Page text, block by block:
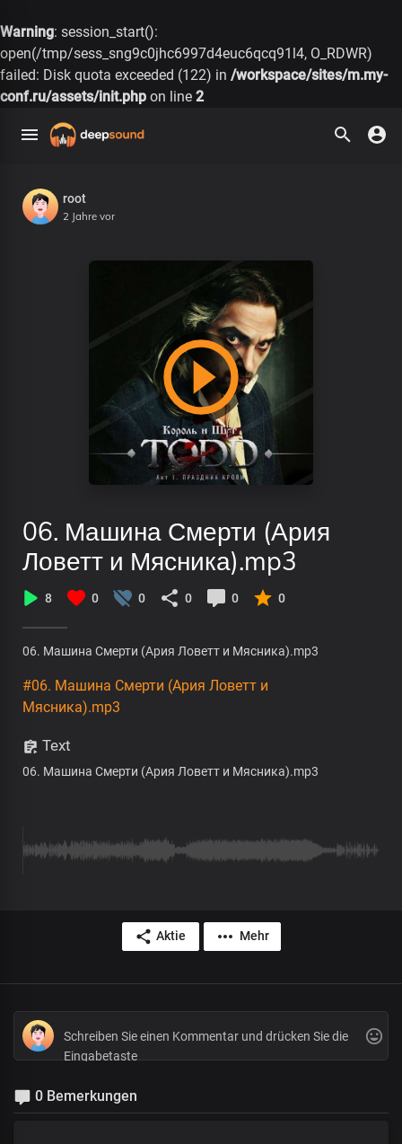
Warning: session_start():
open(/tmp/sess_sng9c0jhc6997d4euc6qcq91l4, O_RDWR)
failed: Disk quota exceeded (122) in /workspace/sites/m.my-
conf.ru/assets/init.php on line 2
root
2 Jahre vor
06. Машина Смерти (Ария
Ловетт и Мясника).mp3
8 0 0 0 0 0
06. Машина Смерти (Ария Ловетт и Мясника).mp3
#06. Машина Смерти (Ария Ловетт и
Мясника).mp3
Text
06. Машина Смерти (Ария Ловетт и Мясника).mp3
Aktie Mehr
0 Bemerkungen